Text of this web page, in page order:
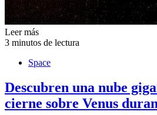
Leer más
3 minutos de lectura
Space
Descubren una nube
cierne sobre Venus